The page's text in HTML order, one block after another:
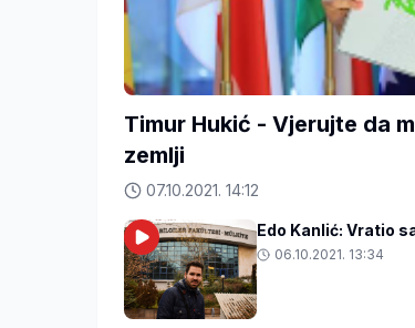
Timur Hukić - Vjerujte da
zemlji
07.10.2021. 14:12
Edo Kanlić: Vratio
06.10.2021. 13:34